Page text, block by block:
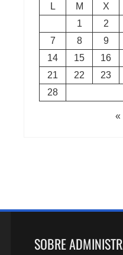
L
M X
1
2
7
8 9
14
15 16
21
22 23
28
«
SOBRE